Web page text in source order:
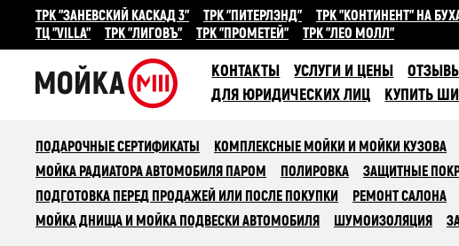
ТРК "ЗАНЕВСКИЙ КАСКАД 3" ТРК "ПИТЕРЛЭНД" ТРК "КОНТИНЕНТ" НА
ТЦ "VILLA"
ТРК "ЛИГОВЪ" ТРК "ПРОМЕТЕЙ" ТРК "ЛЕО МОЛЛ"
КОНТАКТЫ УСЛУГИ И ЦЕНЫ
ДЛЯ ЮРИДИЧЕСКИХ ЛИЦ
КУПИТЬ
ПОДАРОЧНЫЕ СЕРТИФИКАТЫ КОМПЛЕКСНЫЕ МОЙКИ И МОЙКИ КУЗОВА
МОЙКА РАДИАТОРА АВТОМОБИЛЯ ПАРОМ
ПОЛИРОВКА ЗАЩИТНЫЕ
ПОДГОТОВКА ПЕРЕД ПРОДАЖЕЙ ИЛИ ПОСЛЕ ПОКУПКИ
РЕМОНТ САЛОНА
МОЙКА ДНИЩА И МОЙКА ПОДВЕСКИ АВТОМОБИЛЯ
ШУМОИЗОЛЯЦИЯ